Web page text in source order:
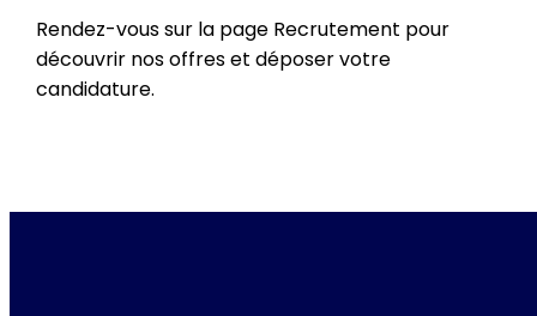
Rendez-vous sur la page Recrutement pour
découvrir nos offres et déposer votre
candidature.